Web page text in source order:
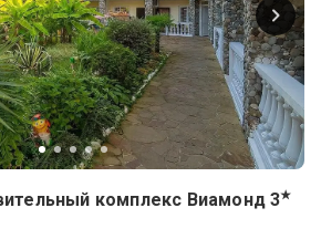
комплекс Виамонд 3★